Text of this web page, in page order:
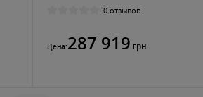
0 отзывов
Цена:287 919 грн